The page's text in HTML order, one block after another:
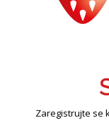
Dopřejte sobě nebo
krémů Boemi.
Zaregistrujte se